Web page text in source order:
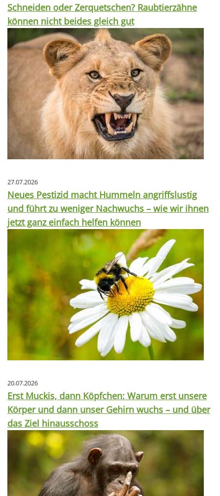
Schneiden oder Zerquetschen? Raubtierzähne
können nicht beides gleich gut
27.07.2026
Neues Pestizid macht Hummeln angriffslustig
und führt zu weniger Nachwuchs – wie wir ihnen
jetzt ganz einfach helfen können
20.07.2026
Erst Muckis, dann Köpfchen: Warum erst unsere
Körper und dann unser Gehirn wuchs – und über
das Ziel hinausschoss